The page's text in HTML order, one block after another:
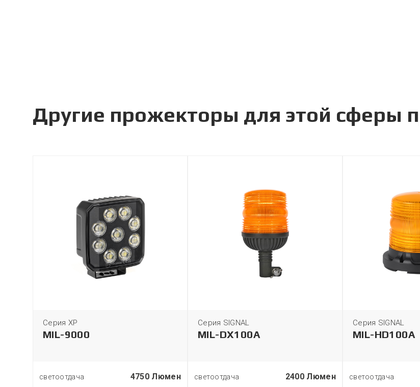
Другие прожекторы для этой сферы
Серия XP
MIL-9000
светоотдача 4750 Люмен
Серия SIGNAL
MIL-DX100A
светоотдача 2400 Люмен
Серия SIGNAL
MIL-HD100A
светоотдача